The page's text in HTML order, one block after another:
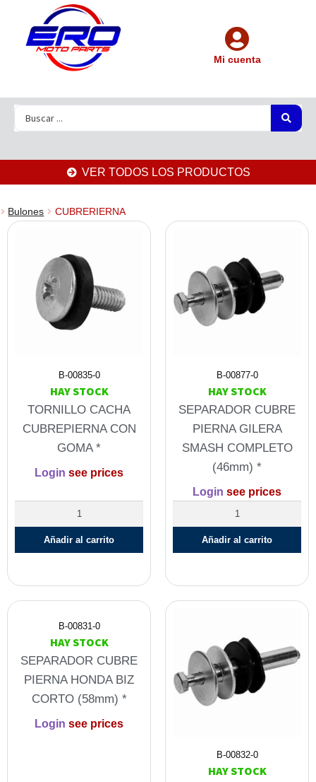
Mi cuenta
VER TODOS LOS PRODUCTOS
Bulones CUBRERIERNA
B-00835-0
HAY STOCK
TORNILLO CACHA
CUBREPIERNA CON
GOMA *
Login see prices
Añadir al carrito
B-00877-0
HAY STOCK
SEPARADOR CUBRE
PIERNA GILERA
SMASH COMPLETO
(46mm) *
Login see prices
Añadir al carrito
B-00831-0
HAY STOCK
SEPARADOR CUBRE
PIERNA HONDA BIZ
CORTO (58mm) *
Login see prices
B-00832-0
HAY STOCK